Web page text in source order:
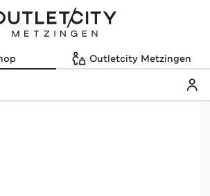
Outletcity Metzingen